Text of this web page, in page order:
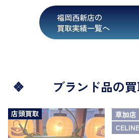
福岡西新店の
買取実績一覧へ
ブランド品の
店頭買取 草加店